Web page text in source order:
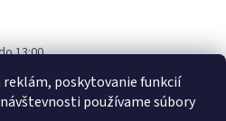
reklám, poskytovanie funkcií
používame súbory
13:00